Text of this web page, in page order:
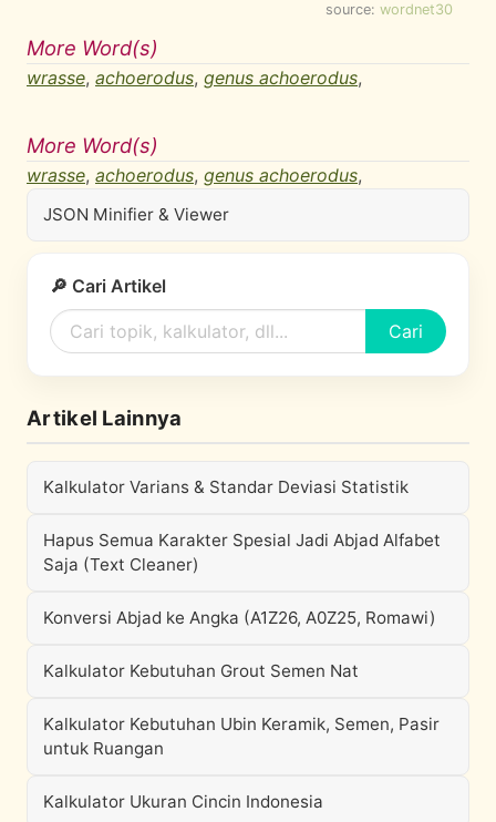
source: wordnet30
More Word(s)
wrasse, achoerodus, genus achoerodus,
More Word(s)
wrasse, achoerodus, genus achoerodus,
JSON Minifier & Viewer
🔎 Cari Artikel
Cari
Artikel Lainnya
Kalkulator Varians & Standar Deviasi Statistik
Hapus Semua Karakter Spesial Jadi Abjad Alfabet
Saja (Text Cleaner)
Konversi Abjad ke Angka (A1Z26, A0Z25, Romawi)
Kalkulator Kebutuhan Grout Semen Nat
Kalkulator Kebutuhan Ubin Keramik, Semen, Pasir
untuk Ruangan
Kalkulator Ukuran Cincin Indonesia